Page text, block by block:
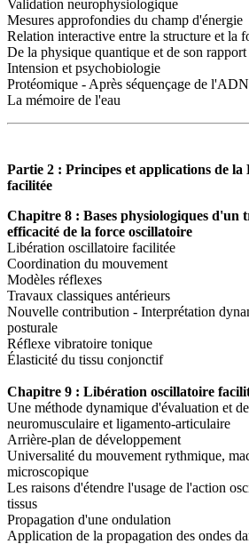
Validation neurophysiologique
Mesures approfondies du champ d'énergie
Relation interactive entre la structure et la
De la physique quantique et de son rapport
Intension et psychobiologie
Protéomique - Après séquençage de
La mémoire de l'eau
Partie 2 : Principes et applications de
facilitée
Chapitre 8 : Bases physiologiques d'un
efficacité de la force oscillatoire
Libération oscillatoire facilitée
Coordination du mouvement
Modèles réflexes
Travaux classiques antérieurs
Nouvelle contribution - Interprétation
posturale
Réflexe vibratoire tonique
Élasticité du tissu conjonctif
Chapitre 9 : Libération oscillatoire
Une méthode dynamique d'évaluation et
neuromusculaire et ligamento-articulaire
Arrière-plan de développement
Universalité du mouvement rythmique,
microscopique
Les raisons d'étendre l'usage de l'action
tissus
Propagation d'une ondulation
Application de la propagation des ondes